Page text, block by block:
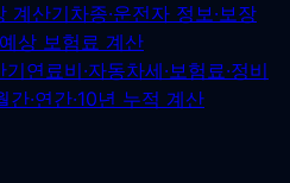
계산기차종·운전자 정보·보장
상 보험료 계산
기연료비·자동차세·보험료·정비
·연간·10년 누적 계산